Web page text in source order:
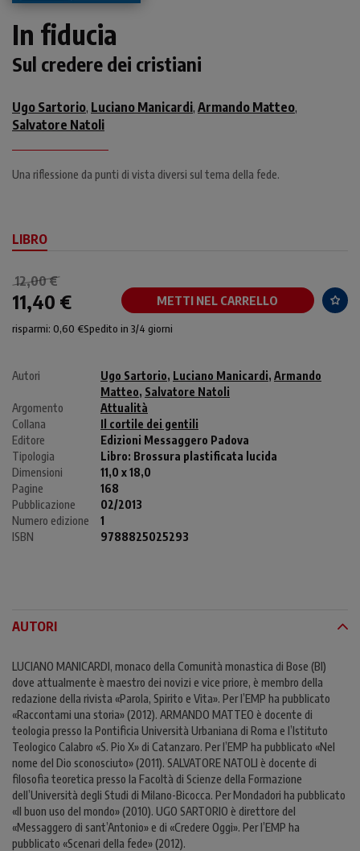
In fiducia
Sul credere dei cristiani
Ugo Sartorio, Luciano Manicardi, Armando Matteo,
Salvatore Natoli
Una riflessione da punti di vista diversi sul tema della fede.
LIBRO
12,00 €
11,40 € METTI NEL CARRELLO
risparmi: 0,60 €Spedito in 3/4 giorni
Autori Ugo Sartorio, Luciano Manicardi, Armando
Matteo, Salvatore Natoli
Argomento
Attualità
Collana
Il cortile dei gentili
Editore
Edizioni Messaggero Padova
Tipologia
Libro: Brossura plastificata lucida
Dimensioni
11,0 x 18,0
Pagine
168
Pubblicazione
02/2013
Numero edizione
1
ISBN
9788825025293
AUTORI
LUCIANO MANICARDI, monaco della Comunità monastica di Bose (BI)
dove attualmente è maestro dei novizi e vice priore, è membro della
redazione della rivista «Parola, Spirito e Vita». Per l’EMP ha pubblicato
«Raccontami una storia» (2012). ARMANDO MATTEO è docente di
teologia presso la Pontificia Università Urbaniana di Roma e l’Istituto
Teologico Calabro «S. Pio X» di Catanzaro. Per l’EMP ha pubblicato «Nel
nome del Dio sconosciuto» (2011). SALVATORE NATOLI è docente di
filosofia teoretica presso la Facoltà di Scienze della Formazione
dell’Università degli Studi di Milano-Bicocca. Per Mondadori ha pubblicato
«Il buon uso del mondo» (2010). UGO SARTORIO è direttore del
«Messaggero di sant’Antonio» e di «Credere Oggi». Per l’EMP ha
pubblicato «Scenari della fede» (2012).